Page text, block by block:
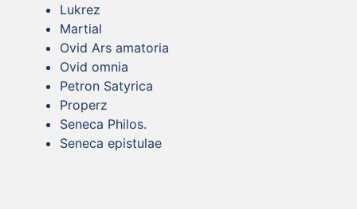
Lukrez
Martial
Ovid Ars amatoria
Ovid omnia
Petron Satyrica
Properz
Seneca Philos.
Seneca epistulae